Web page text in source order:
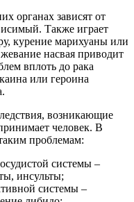
органах зависят от
Также играет
курение марихуаны или
насвая приводит
вплоть до рака
или героина
возникающие
человек. В
проблемам:
системы –
инсульты;
системы –